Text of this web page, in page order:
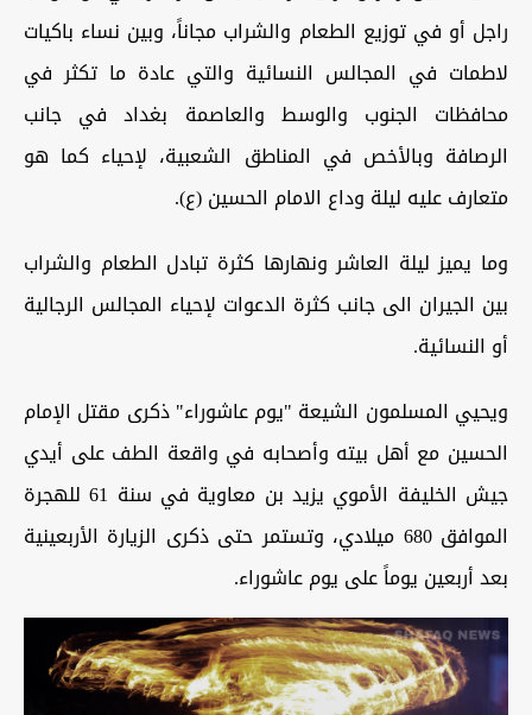
راجل أو في توزيع الطعام والشراب مجاناً، وبين نساء باكيات
لاطمات في المجالس النسائية والتي عادة ما تكثر في
محافظات الجنوب والوسط والعاصمة بغداد في جانب
الرصافة وبالأخص في المناطق الشعبية، لإحياء كما هو
متعارف عليه ليلة وداع الامام الحسين (ع).
وما يميز ليلة العاشر ونهارها كثرة تبادل الطعام والشراب
بين الجيران الى جانب كثرة الدعوات لإحياء المجالس الرجالية
أو النسائية.
ويحيي المسلمون الشيعة "يوم عاشوراء" ذكرى مقتل الإمام
الحسين مع أهل بيته وأصحابه في واقعة الطف على أيدي
جيش الخليفة الأموي يزيد بن معاوية في سنة 61 للهجرة
الموافق 680 ميلادي، وتستمر حتى ذكرى الزيارة الأربعينية
بعد أربعين يوماً على يوم عاشوراء.